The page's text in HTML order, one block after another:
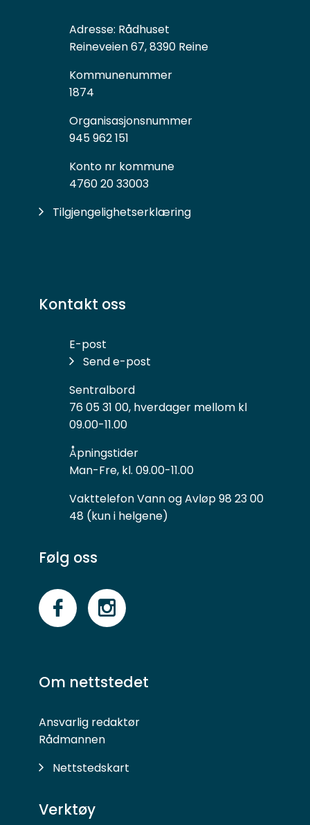
Adresse: Rådhuset
Reineveien 67, 8390 Reine
Kommunenummer
1874
Organisasjonsnummer
945 962 151
Konto nr kommune
4760 20 33003
Tilgjengelighetserklæring
Kontakt oss
E-post
Send e-post
Sentralbord
76 05 31 00, hverdager mellom kl
09.00-11.00
Åpningstider
Man-Fre, kl. 09.00-11.00
Vakttelefon Vann og Avløp 98 23 00
48 (kun i helgene)
Følg oss
FacebookInstagram
Om nettstedet
Ansvarlig redaktør
Rådmannen
Nettstedskart
Verktøy